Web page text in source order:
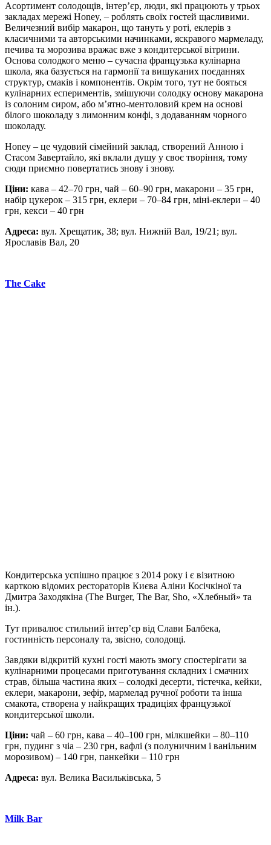
Асортимент солодощів, інтер’єр, люди, які працюють у трьох
закладах мережі Honey, – роблять своїх гостей щасливими.
Величезний вибір макарон, що тануть у роті, еклерів з
класичними та авторськими начинками, яскравого мармеладу,
печива та морозива вражає вже з кондитерської вітрини.
Основа солодкого меню – сучасна французька кулінарна
школа, яка базується на гармонії та вишуканих поєданнях
структур, смаків і компонентів. Окрім того, тут не бояться
кулінарних еспериментів, змішуючи солодку основу макарона
із солоним сиром, або м’ятно-ментоловий крем на основі
білого шоколаду з лимонним конфі, з додаванням чорного
шоколаду.
Honey – це чудовий сімейний заклад, створений Анною і
Стасом Завертайло, які вклали душу у своє творіння, тому
сюди приємно повертатись знову і знову.
Ціни: кава – 42–70 грн, чай – 60–90 грн, макарони – 35 грн,
набір цукерок – 315 грн, еклери – 70–84 грн, міні-еклери – 40
грн, кекси – 40 грн
Адреса: вул. Хрещатик, 38; вул. Нижній Вал, 19/21; вул.
Ярославів Вал, 20
The Cake
Кондитерська успішно працює з 2014 року і є візитною
карткою відомих рестораторів Києва Аліни Косічкіної та
Дмитра Заходякіна (The Burger, The Bar, Sho, «Хлебный» та
ін.).
Тут привалює стильний інтер’єр від Слави Балбека,
гостинність персоналу та, звісно, солодощі.
Завдяки відкритій кухні гості мають змогу спостерігати за
кулінарними процесами приготування складних і смачних
страв, більша частина яких – солодкі десерти, тістечка, кейки,
еклери, макарони, зефір, мармелад ручної роботи та інша
смакота, створена у найкращих традиціях французької
кондитерської школи.
Ціни: чай – 60 грн, кава – 40–100 грн, мілкшейки – 80–110
грн, пудинг з чіа – 230 грн, вафлі (з полуничним і ванільним
морозивом) – 140 грн, панкейки – 110 грн
Адреса: вул. Велика Васильківська, 5
Milk Bar